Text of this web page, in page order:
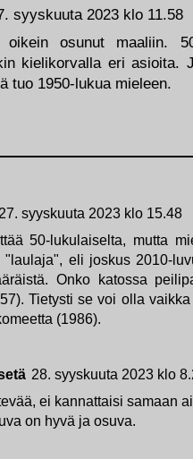
syyskuuta 2023 klo 11.58
osunut maaliin.
kielikorvalla eri asioita.
tuo 1950-lukua mieleen.
27. syyskuuta 2023 klo 15.48
50-lukulaiselta, mutta
"laulaja", eli joskus 2010-
Onko katossa
Tietysti se voi olla
(1986).
28. syyskuuta 2023 klo
ei kannattaisi samaan
on hyvä ja osuva.